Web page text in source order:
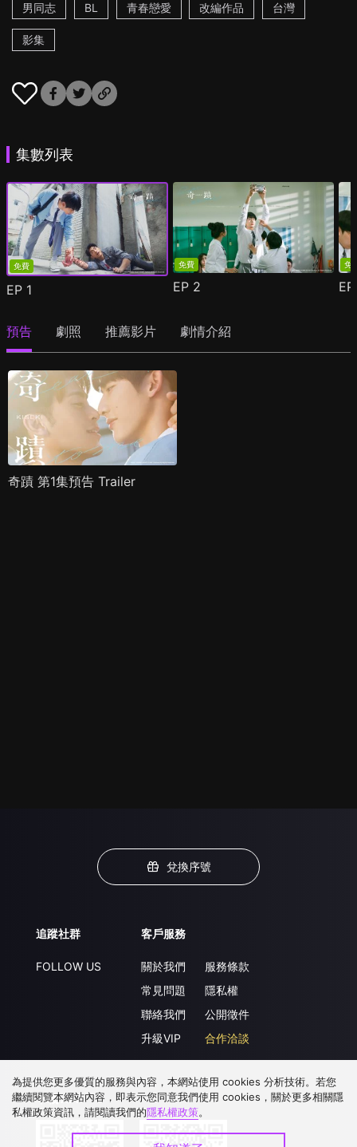
男同志
BL 青春戀愛 改編作品 台灣
影集
集數列表
免費
EP 1
免費
EP 2
免
預告 劇照 推薦影片 劇情介紹
奇蹟 第1集預告 Trailer
兌換序號
追蹤社群
FOLLOW US
客戶服務
關於我們
常見問題
聯絡我們
升級VIP
服務條款
隱私權
公開徵件
合作洽談
下載 APP
為提供您更多優質的服務與內容，本網站使用 cookies 分析技術。若您
繼續閱覽本網站內容，即表示您同意我們使用 cookies，關於更多相關隱
私權政策資訊，請閱讀我們的隱私權政策。